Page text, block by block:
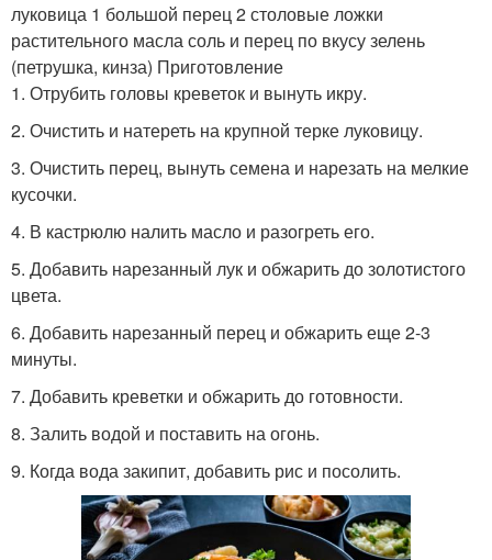
луковица 1 большой перец 2 столовые ложки
растительного масла соль и перец по вкусу зелень
(петрушка, кинза) Приготовление
1. Отрубить головы креветок и вынуть икру.
2. Очистить и натереть на крупной терке луковицу.
3. Очистить перец, вынуть семена и нарезать на мелкие
кусочки.
4. В кастрюлю налить масло и разогреть его.
5. Добавить нарезанный лук и обжарить до золотистого
цвета.
6. Добавить нарезанный перец и обжарить еще 2-3
минуты.
7. Добавить креветки и обжарить до готовности.
8. Залить водой и поставить на огонь.
9. Когда вода закипит, добавить рис и посолить.